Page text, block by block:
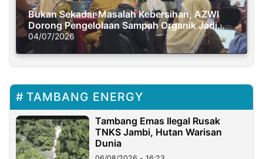
Bukan Sekadar Masalah Kebersihan, AZWI
Dorong Pengelolaan Sampah Organik Jadi
Solusi Krisis Iklim
04/07/2026
TAMBANG ENERGY
Tambang Emas Ilegal Rusak
TNKS Jambi, Hutan Warisan
Dunia